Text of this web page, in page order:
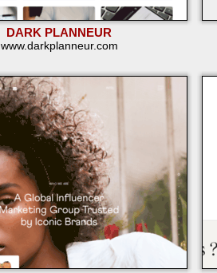
DARK PLANNEUR
www.darkplanneur.com